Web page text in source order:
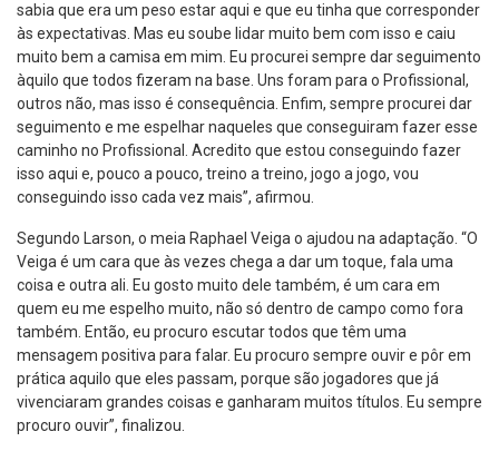
sabia que era um peso estar aqui e que eu tinha que corresponder
às expectativas. Mas eu soube lidar muito bem com isso e caiu
muito bem a camisa em mim. Eu procurei sempre dar seguimento
àquilo que todos fizeram na base. Uns foram para o Profissional,
outros não, mas isso é consequência. Enfim, sempre procurei dar
seguimento e me espelhar naqueles que conseguiram fazer esse
caminho no Profissional. Acredito que estou conseguindo fazer
isso aqui e, pouco a pouco, treino a treino, jogo a jogo, vou
conseguindo isso cada vez mais”, afirmou.
Segundo Larson, o meia Raphael Veiga o ajudou na adaptação. “O
Veiga é um cara que às vezes chega a dar um toque, fala uma
coisa e outra ali. Eu gosto muito dele também, é um cara em
quem eu me espelho muito, não só dentro de campo como fora
também. Então, eu procuro escutar todos que têm uma
mensagem positiva para falar. Eu procuro sempre ouvir e pôr em
prática aquilo que eles passam, porque são jogadores que já
vivenciaram grandes coisas e ganharam muitos títulos. Eu sempre
procuro ouvir”, finalizou.